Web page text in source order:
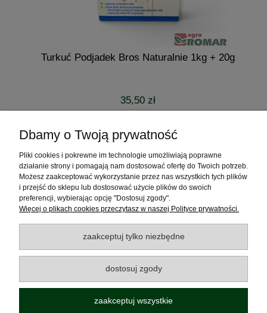
Turkuć Podjadek Bros Naturalnie 1kg + 20g
35,50 zł
Pomoc
Moje konto
O nas
Polecamy odwiedzić
Dbamy o Twoją prywatność
Pliki cookies i pokrewne im technologie umożliwiają poprawne
działanie strony i pomagają nam dostosować ofertę do Twoich potrzeb.
Możesz zaakceptować wykorzystanie przez nas wszystkich tych plików
i przejść do sklepu lub dostosować użycie plików do swoich
preferencji, wybierając opcję "Dostosuj zgody".
Więcej o plikach cookies przeczytasz w naszej Polityce prywatności.
zaakceptuj tylko niezbędne
dostosuj zgody
zaakceptuj wszystkie